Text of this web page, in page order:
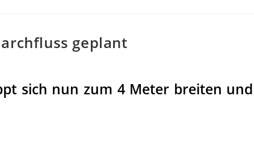
geplant
sich nun zum 4 Meter breiten